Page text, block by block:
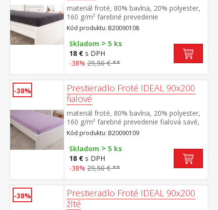
materiál froté, 80% bavlna, 20% polyester,
160 g/m² farebné prevedenie
antracitová savé, odolné, stálofarebné,
obšité gumou pre matrace do výšky 25
cm prateľné do 40 °C
Kód produktu: B20090108
Skladom > 5 ks
18 € s DPH
-38% 29,50 € **
-38%
Prestieradlo Froté IDEAL 90x200
fialové
materiál froté, 80% bavlna, 20% polyester,
160 g/m² farebné prevedenie fialová savé,
odolné, stálofarebné, obšité gumou pre
matrace do výšky 25 cm prateľné do 40 °C
Kód produktu: B20090109
Skladom > 5 ks
18 € s DPH
-38% 29,50 € **
-38%
Prestieradlo Froté IDEAL 90x200
žlté